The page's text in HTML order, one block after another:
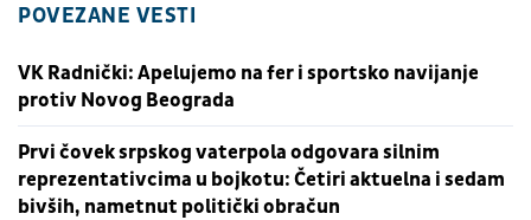
POVEZANE VESTI
VK Radnički: Apelujemo na fer i sportsko navijanje
protiv Novog Beograda
Prvi čovek srpskog vaterpola odgovara silnim
reprezentativcima u bojkotu: Četiri aktuelna i sedam
bivših, nametnut politički obračun